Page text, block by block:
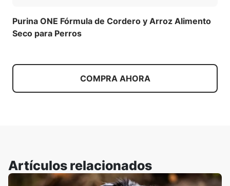
Purina ONE Fórmula de Cordero y Arroz Alimento
Seco para Perros
COMPRA AHORA
Artículos relacionados